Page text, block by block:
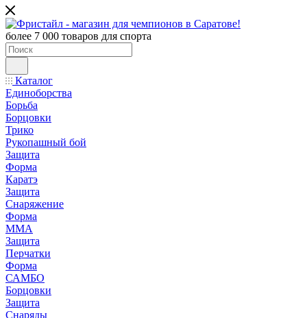
более 7 000 товаров для спорта
Каталог
Единоборства
Борьба
Борцовки
Трико
Рукопашный бой
Защита
Форма
Каратэ
Защита
Снаряжение
Форма
ММА
Защита
Перчатки
Форма
САМБО
Борцовки
Защита
Снаряды